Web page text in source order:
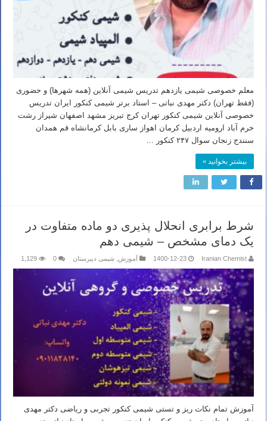
معلم خصوصی شیمی یازدهم تدریس شیمی آنلاین (همه شهرها) و حضوری
(فقط تهران) دکتر مهدی نباتی – استاد برتر شیمی کنکور ایران تدریس
خصوصی آنلاین شیمی کنکور تهران کرج تبریز مشهد اصفهان شیراز رشت
خرم آباد ارومیه اردبیل کرمان اهواز ساری بابل کرمانشاه قم همدان
سنندج زنجان سوال ۲۴۷ کنکور …
بیشتر بخوانید »
شرط برابری انحلال پذیری دو ماده متفاوت در
یک دمای مشخص – شیمی دهم
Iranian Chemist
1400-12-23 آموزش شیمی دبیرستان 0
1,129
آموزش تمام نکات ریز و تستی شیمی کنکور تجربی و ریاضی دکتر مهدی